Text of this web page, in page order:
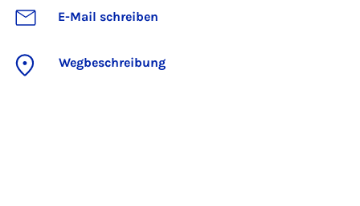
E-Mail schreiben
Wegbeschreibung